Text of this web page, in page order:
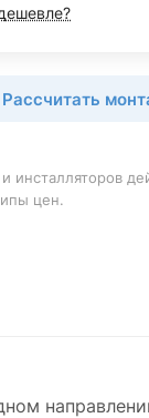
Рассчитать
инсталляторов
цен.